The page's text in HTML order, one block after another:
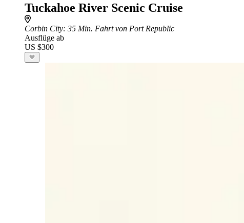
Tuckahoe River Scenic Cruise
Corbin City: 35 Min. Fahrt von Port Republic
Ausflüge ab
US $300